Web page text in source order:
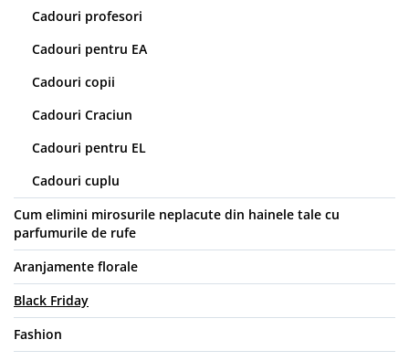
Halate si pijamale Family
Seturi elegante femei
Umbrele
Pijamale de copii
Cadouri ocazii speciale
Tricouri de craciun
Tricouri de cuplu Valentine's Day
Valentine's Day
Cadouri pentru Bunici
Cadouri pentru Nasi si Fini
Cadouri Craciun
Cadouri pentru Mama
Cadouri pentru profesori sau absolventi
Cadouri profesori
Cadouri pentru EA
Cadouri copii
Cadouri Craciun
Cadouri pentru EL
Cadouri cuplu
Cum elimini mirosurile neplacute din hainele tale cu
parfumurile de rufe
Aranjamente florale
Black Friday
Fashion